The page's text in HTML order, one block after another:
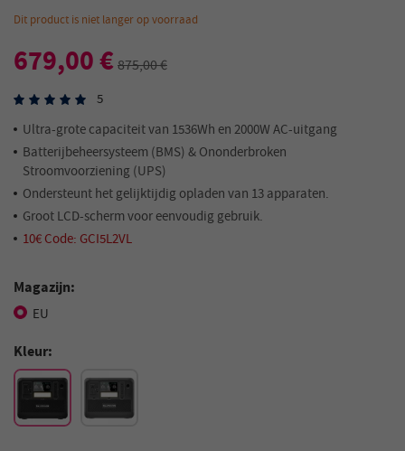
Dit product is niet langer op voorraad
679,00 €875,00 €
5
Ultra-grote capaciteit van 1536Wh en 2000W AC-uitgang
Batterijbeheersysteem (BMS) & Ononderbroken
Stroomvoorziening (UPS)
Ondersteunt het gelijktijdig opladen van 13 apparaten.
Groot LCD-scherm voor eenvoudig gebruik.
10€ Code: GCI5L2VL
Magazijn:
EU
Kleur: